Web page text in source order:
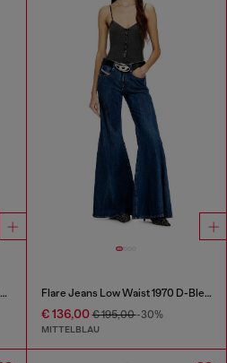
Flare Jeans Regular Waist 1978 D-Akemi Flare Jeans Low Waist 1970 D-Bleess
€ 136,00€ 195,00-30%
MITTELBLAU